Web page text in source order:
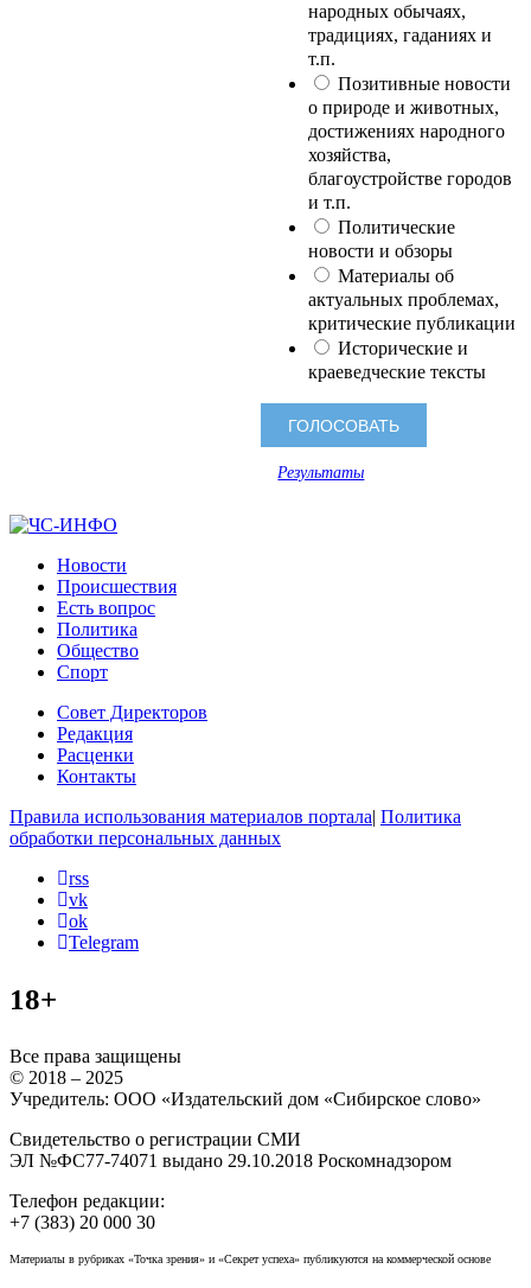
народных обычаях,
традициях, гаданиях и
т.п.
Позитивные новости
о природе и животных,
достижениях народного
хозяйства,
благоустройстве городов
и т.п.
Политические
новости и обзоры
Материалы об
актуальных проблемах,
критические публикации
Исторические и
краеведческие тексты
Результаты
Новости
Происшествия
Есть вопрос
Политика
Общество
Спорт
Совет Директоров
Редакция
Расценки
Контакты
Правила использования материалов портала| Политика
обработки персональных данных
rss
vk
ok
Telegram
18+
Все права защищены
© 2018 – 2025
Учредитель: ООО «Издательский дом «Сибирское слово»
Свидетельство о регистрации СМИ
ЭЛ №ФС77-74071 выдано 29.10.2018 Роскомнадзором
Телефон редакции:
+7 (383) 20 000 30
Материалы в рубриках «Точка зрения» и «Секрет успеха» публикуются на коммерческой основе